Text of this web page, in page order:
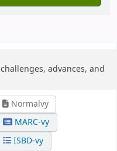
challenges, advances, and
Normalvy
MARC-vy
ISBD-vy